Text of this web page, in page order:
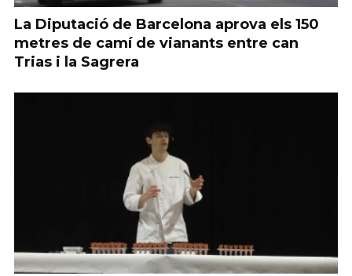
La Diputació de Barcelona aprova els 150
metres de camí de vianants entre can
Trias i la Sagrera